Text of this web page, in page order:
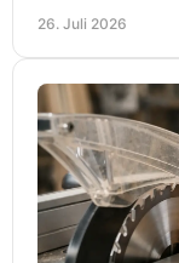
26. Juli 2026